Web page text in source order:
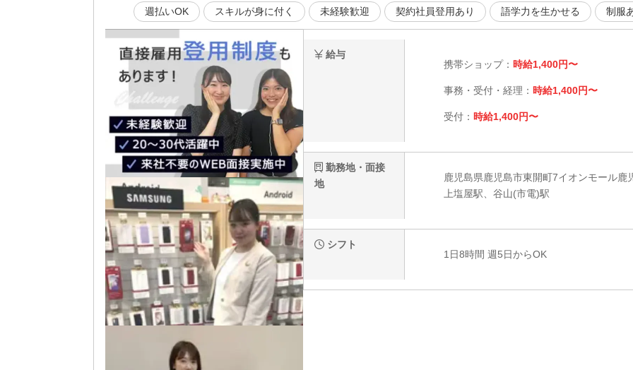
週払いOK スキルが身に付く 未経験歓迎 契約社員登用あり 語学力を生かせる 制服
給与
携帯ショップ： 時給1,400円〜
事務・受付・経理： 時給1,400円〜
受付： 時給1,400円〜
勤務地・面接
地
鹿児島県鹿児島市東開町7イオンモール鹿
上塩屋駅、谷山(市電)駅
シフト
1日8時間 週5日からOK